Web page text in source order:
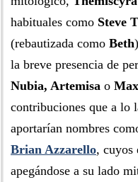
habituales como Steve
(rebautizada como Beth
la breve presencia de
Nubia, Artemisa o
contribuciones que a lo
aportarían nombres
Brian Azzarello, cuyos
apegándose a su lado